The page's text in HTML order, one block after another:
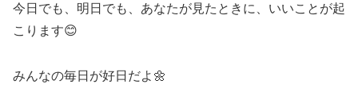
今日でも、明日でも、あなたが見たときに、いいことが起
こります😊
みんなの毎日が好日だよ🌼